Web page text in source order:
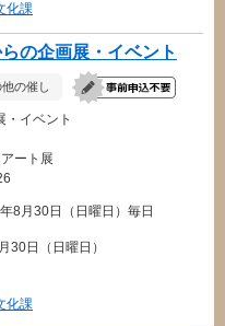
化課
の企画展・イベント
他の催し
イベント
ート展
8月30日（日曜日）毎日
30日（日曜日）
化課